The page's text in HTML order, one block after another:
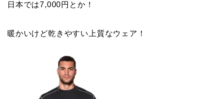
日本では7,000円とか！
暖かいけど乾きやすい上質なウェア！